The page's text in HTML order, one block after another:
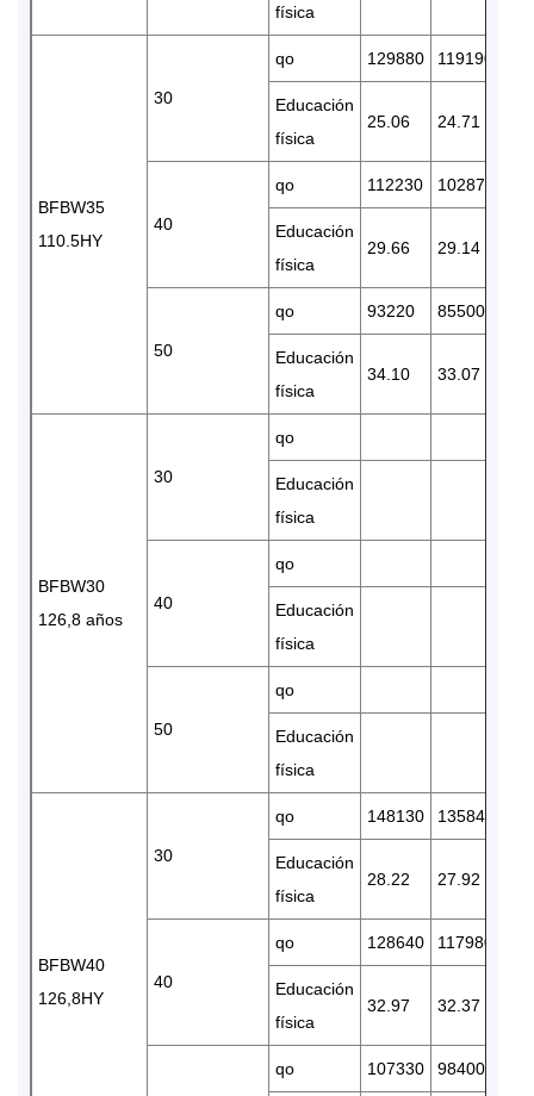
física
BFBW35
110.5HY
30
qo 129880 119190
Educación
física
25.06 24.71
40
qo 112230 102870
Educación
física
29.66 29.14
50
qo 93220 85500
Educación
física
34.10 33.07
BFBW30
126,8 años
30
qo
Educación
física
40
qo
Educación
física
50
qo
Educación
física
BFBW40
126,8HY
30
qo 148130 135840
Educación
física
28.22 27.92
40
qo 128640 117980
Educación
física
32.97 32.37
qo 107330 98400